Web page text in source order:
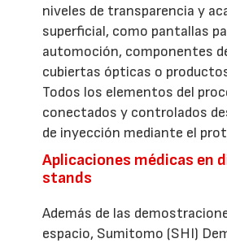
niveles de transparencia y
superficial, como pantallas
automoción, componentes
cubiertas ópticas o
Todos los elementos del
conectados y controlados
de inyección mediante el
Aplicaciones médicas en
stands
Además de las
espacio, Sumitomo (SHI)